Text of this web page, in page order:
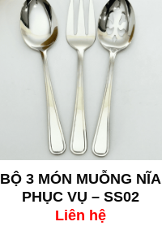
BỘ 3 MÓN MUỖNG NĨA
PHỤC VỤ – SS02
Liên hệ